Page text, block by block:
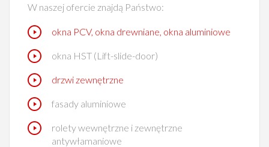
W naszej ofercie znajdą Państwo:
okna PCV, okna drewniane, okna aluminiowe
okna HST (Lift-slide-door)
drzwi zewnętrzne
fasady aluminiowe
rolety wewnętrzne i zewnętrzne
antywłamaniowe